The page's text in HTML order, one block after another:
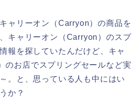
ャリーオン（Carryon）の商品を
キャリーオン（Carryon）のスプ
報を探していたんだけど、キャ
のお店でスプリングセールなど実
。と、思っている人も中にはい
か？